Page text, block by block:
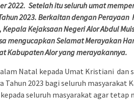
2022. Setelah itu seluruh umat
2023. Berkaitan dengan
Kejaksaan Negeri Alor Abdul
mengucapkan Selamat Merayakan
Kabupaten Alor yang merayakannya.
Natal kepada Umat Kristiani dan
Tahun 2023 bagi seluruh masyarakat
seluruh masyarakat agar tetap